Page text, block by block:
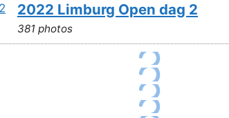
2022 Limburg Open dag 2
381 photos